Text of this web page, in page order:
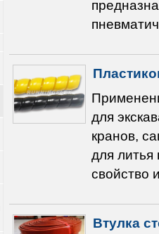
для
кранов,
для литья
свойство
Втулка